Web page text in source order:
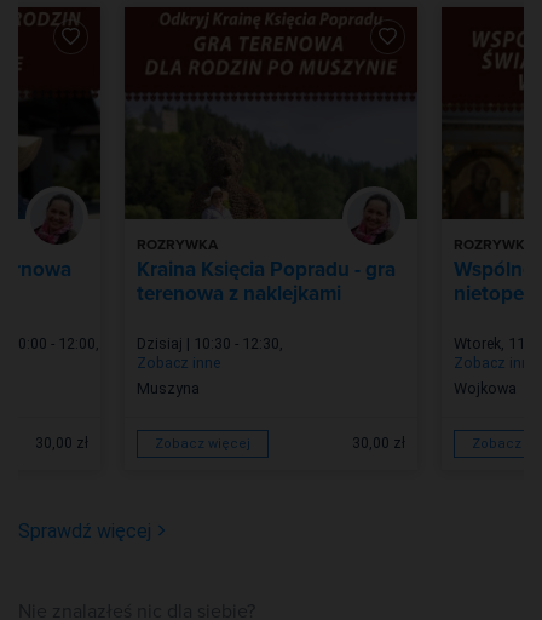
10:00 - 12:00,
30,00 zł
ROZRYWKA
Kraina Księcia Popradu - gra
terenowa z naklejkami
Dzisiaj | 10:30 - 12:30,
Zobacz inne
Muszyna
Zobacz więcej 30,00 zł
ROZRYWKA
Wspólne
Wtorek, 11
Zobacz inne
Wojkowa
Zobacz
Sprawdź więcej